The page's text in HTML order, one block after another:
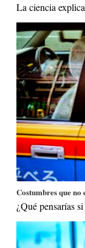
La ciencia
Costumbres que no
¿Qué pensarías